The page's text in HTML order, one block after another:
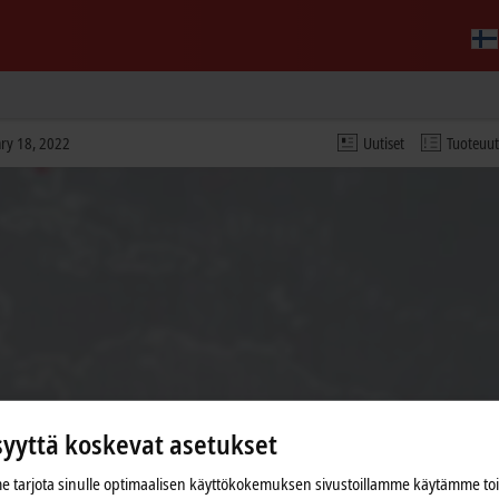
Uutiset
18, 2022
ja mukautamme yksityisyyden asetukset, Vimeon
koskevat asetukset
tarjota sinulle optimaalisen käyttökokemuksen sivustoillamme käytämme